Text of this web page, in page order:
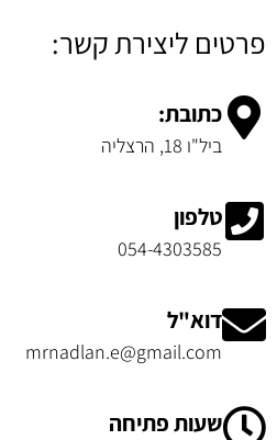
פרטים ליצירת קשר:
כתובת:
ביל"ו 18, הרצליה
טלפון
054-4303585
דוא"ל
mrnadlan.e@gmail.com
שעות פתיחה